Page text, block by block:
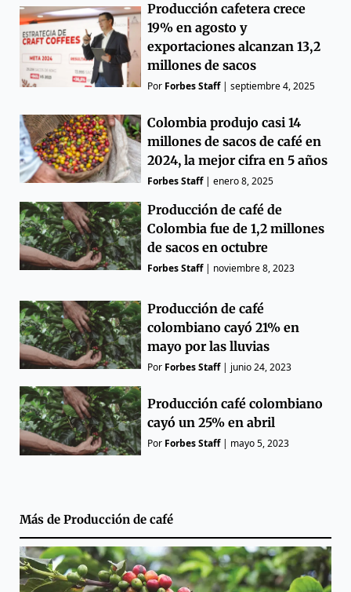
Producción cafetera crece
19% en agosto y
exportaciones alcanzan 13,2
millones de sacos
Por Forbes Staff|septiembre 4, 2025
Colombia produjo casi 14
millones de sacos de café en
2024, la mejor cifra en 5 años
Forbes Staff|enero 8, 2025
Producción de café de
Colombia fue de 1,2 millones
de sacos en octubre
Forbes Staff| noviembre 8, 2023
Producción de café
colombiano cayó 21% en
mayo por las lluvias
Por Forbes Staff| junio 24, 2023
Producción café colombiano
cayó un 25% en abril
Por Forbes Staff| mayo 5, 2023
Más de Producción de café